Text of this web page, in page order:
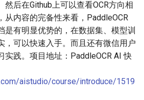
文件
比较
迭代
变相
这样
后在Github上可以查看OCR方向相
从内容的完备性来看，PaddleOCR
是有明显优势的，在数据集、模型训
，可以快速入手。而且还有微信用户
实践。项目地址：PaddleOCR AI 快
aistudio/course/introduce/1519